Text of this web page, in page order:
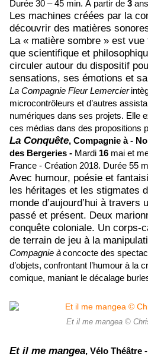
Durée 30 – 45 min. À partir de 3 ans
Les machines créées par la
découvrir des matières
La « matière sombre » est
que scientifique et
circuler autour du dispositif
sensations, ses émotions et
La Compagnie Fleur Lemercier
microcontrôleurs et d’autres
numériques dans ses projets. Elle
ces médias dans des propositions
La Conquête, Compagnie à -
des Bergeries - Mardi 16 mai et
France - Création 2018. Durée 55
Avec humour, poésie et
les héritages et les stigmates
monde d’aujourd’hui à travers
passé et présent. Deux
conquête coloniale. Un corps-
de terrain de jeu à la
Compagnie àconcocte des
d’objets, confrontant l’humour à la
comique, maniant le décalage
Et il me mangea ©
Et il me mangea, Vélo Théâtre -